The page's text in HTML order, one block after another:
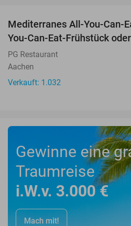
Mediterranes All-You-Can-
You-Can-Eat-Frühstück
PG Restaurant
Aachen
Verkauft: 1.032
Gewinne eine
Traumreise
i.W.v. 3.000 €
Mach mit!